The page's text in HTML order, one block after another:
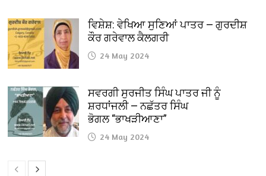
ਵਿਸ਼ੇਸ਼: ਵੇਖਿਆ ਸੁਣਿਆਂ ਪਾਤਰ — ਗੁਰਦੀਸ਼
ਕੌਰ ਗਰੇਵਾਲ ਕੈਲਗਰੀ
24 May 2024
ਸਵਰਗੀ ਸੁਰਜੀਤ ਸਿੰਘ ਪਾਤਰ ਜੀ ਨੂੰ
ਸ਼ਰਧਾਂਜਲੀ — ਨਛੱਤਰ ਸਿੰਘ
ਭੋਗਲ “ਭਾਖੜੀਆਣਾ”
24 May 2024